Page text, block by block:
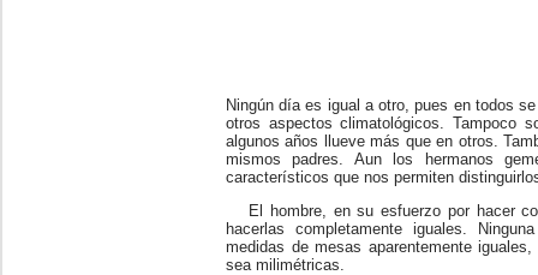
Ningún día es igual a otro, pues en todos
otros aspectos climatológicos. Tampoco
algunos años llueve más que en otros.
mismos padres. Aun los hermanos
característicos que nos permiten
El hombre, en su esfuerzo por hacer
hacerlas completamente iguales.
medidas de mesas aparentemente
sea milimétricas.